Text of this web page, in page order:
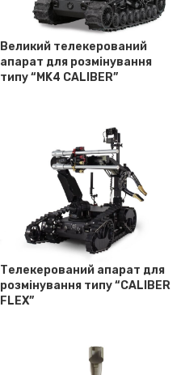
Великий телекерований
апарат для розмінування
типу “MK4 CALIBER”
Телекерований апарат для
розмінування типу “CALIBER
FLEX”